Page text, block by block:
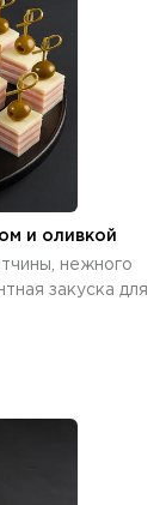
и оливкой
нежного
закуска для